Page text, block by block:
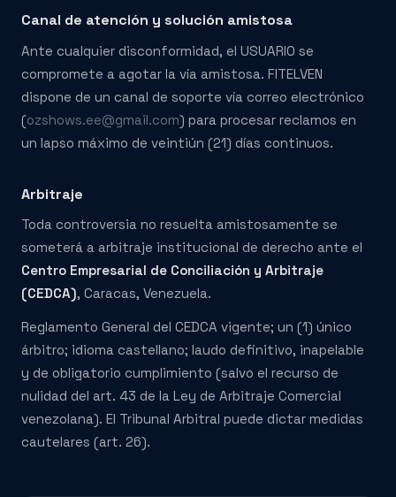
Canal de atención y solución amistosa
Ante cualquier disconformidad, el USUARIO se
compromete a agotar la vía amistosa. FITELVEN
dispone de un canal de soporte vía correo electrónico
(ozshows.ee@gmail.com) para procesar reclamos en
un lapso máximo de veintiún (21) días continuos.
Arbitraje
Toda controversia no resuelta amistosamente se
someterá a arbitraje institucional de derecho ante el
Centro Empresarial de Conciliación y Arbitraje
(CEDCA), Caracas, Venezuela.
Reglamento General del CEDCA vigente; un (1) único
árbitro; idioma castellano; laudo definitivo, inapelable
y de obligatorio cumplimiento (salvo el recurso de
nulidad del art. 43 de la Ley de Arbitraje Comercial
venezolana). El Tribunal Arbitral puede dictar medidas
cautelares (art. 26).